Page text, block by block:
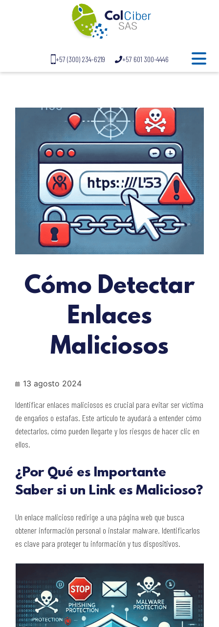
+57 (300) 234-6219 +57 601 300-4446
Cómo Detectar
Enlaces
Maliciosos
13 agosto 2024
Identificar enlaces maliciosos es crucial para evitar ser víctima
de engaños o estafas. Este artículo te ayudará a entender cómo
detectarlos, cómo pueden llegarte y los riesgos de hacer clic en
ellos.
¿Por Qué es Importante
Saber si un Link es Malicioso?
Un enlace malicioso redirige a una página web que busca
obtener información personal o instalar malware. Identificarlos
es clave para proteger tu información y tus dispositivos.